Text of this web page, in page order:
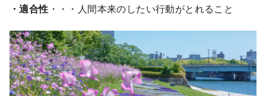
・適合性 ・・・人間本来のしたい行動がとれること